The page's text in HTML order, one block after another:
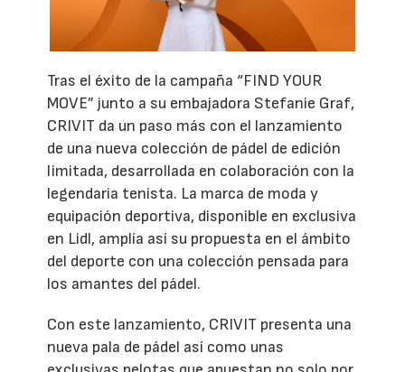
Tras el éxito de la campaña “FIND YOUR
MOVE” junto a su embajadora Stefanie Graf,
CRIVIT da un paso más con el lanzamiento
de una nueva colección de pádel de edición
limitada, desarrollada en colaboración con la
legendaria tenista. La marca de moda y
equipación deportiva, disponible en exclusiva
en Lidl, amplía así su propuesta en el ámbito
del deporte con una colección pensada para
los amantes del pádel.
Con este lanzamiento, CRIVIT presenta una
nueva pala de pádel así como unas